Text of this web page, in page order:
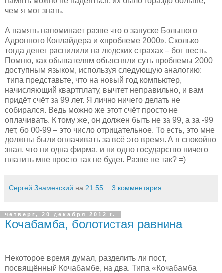
чем я мог знать.
А память напоминает разве что о запуске Большого
Адронного Коллайдера и «проблеме 2000». Сколько
тогда денег распилили на людских страхах – бог весть.
Помню, как обывателям объясняли суть проблемы 2000
доступным языком, используя следующую аналогию:
типа представьте, что на новый год компьютер,
начисляющий квартплату, вычтет неправильно, и вам
придёт счёт за 99 лет. Я лично ничего делать не
собирался. Ведь можно же этот счёт просто не
оплачивать. К тому же, он должен быть не за 99, а за -99
лет, бо 00-99 – это число отрицательное. То есть, это мне
должны были оплачивать за всё это время. А я спокойно
знал, что ни одна фирма, и ни одно государство ничего
платить мне просто так не будет. Разве не так? =)
Сергей Знаменский на 21:55 3 комментария:
четверг, 20 декабря 2012 г.
Кочабамба, болотистая равнина
Некоторое время думал, разделить ли пост,
посвящённый Кочабамбе, на два. Типа «Кочабамба